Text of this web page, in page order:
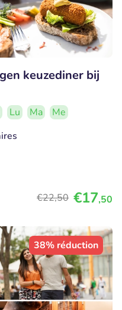
keuzediner bij
Lu Ma
Me
€22,50 €17,50
38% réduction